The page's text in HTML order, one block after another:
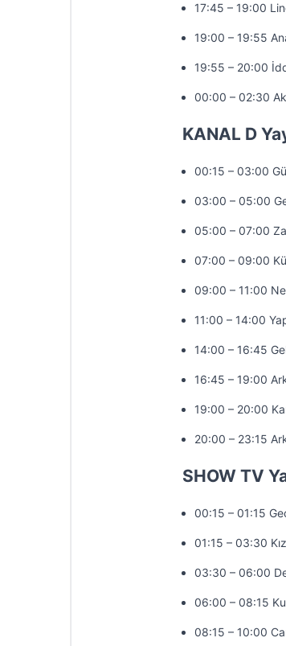
17:45 – 19:00
19:00 – 19:55
19:55 – 20:00
00:00 – 02:30
KANAL D
00:15 – 03:00
03:00 – 05:00
05:00 – 07:00
07:00 – 09:00
09:00 – 11:00
11:00 – 14:00
14:00 – 16:45
16:45 – 19:00
19:00 – 20:00
20:00 – 23:15
SHOW TV
00:15 – 01:15
01:15 – 03:30
03:30 – 06:00
06:00 – 08:15
08:15 – 10:00